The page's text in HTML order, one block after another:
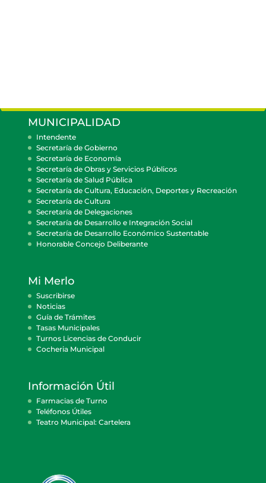
MUNICIPALIDAD
Intendente
Secretaría de Gobierno
Secretaría de Economía
Secretaría de Obras y Servicios Públicos
Secretaría de Salud Pública
Secretaría de Cultura, Educación, Deportes y Recreación
Secretaría de Cultura
Secretaría de Delegaciones
Secretaría de Desarrollo e Integración Social
Secretaría de Desarrollo Económico Sustentable
Honorable Concejo Deliberante
Mi Merlo
Suscribirse
Noticias
Guía de Trámites
Tasas Municipales
Turnos Licencias de Conducir
Cocheria Municipal
Información Útil
Farmacias de Turno
Teléfonos Útiles
Teatro Municipal: Cartelera